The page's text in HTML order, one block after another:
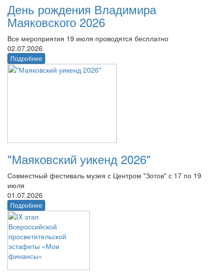
День рождения Владимира
Маяковского 2026
Все мероприятия 19 июля проводятся бесплатно
02.07.2026
Подробнее
"Маяковский уикенд 2026"
Совместный фестиваль музея с Центром "Зотов" с 17 по 19
июля
01.07.2026
Подробнее